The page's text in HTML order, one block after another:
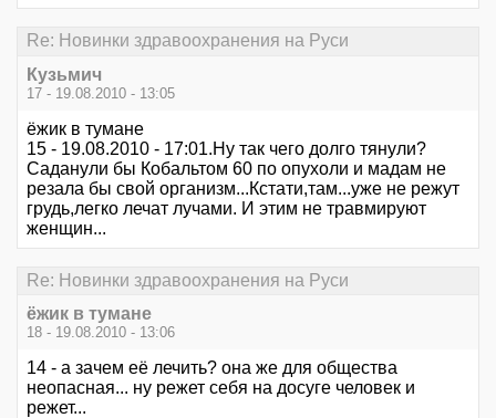
Re: Новинки здравоохранения на Руси
Кузьмич
17 - 19.08.2010 - 13:05
ёжик в тумане
15 - 19.08.2010 - 17:01.Ну так чего долго тянули?
Саданули бы Кобальтом 60 по опухоли и мадам не
резала бы свой организм...Кстати,там...уже не режут
грудь,легко лечат лучами. И этим не травмируют
женщин...
Re: Новинки здравоохранения на Руси
ёжик в тумане
18 - 19.08.2010 - 13:06
14 - а зачем её лечить? она же для общества
неопасная... ну режет себя на досуге человек и
режет...